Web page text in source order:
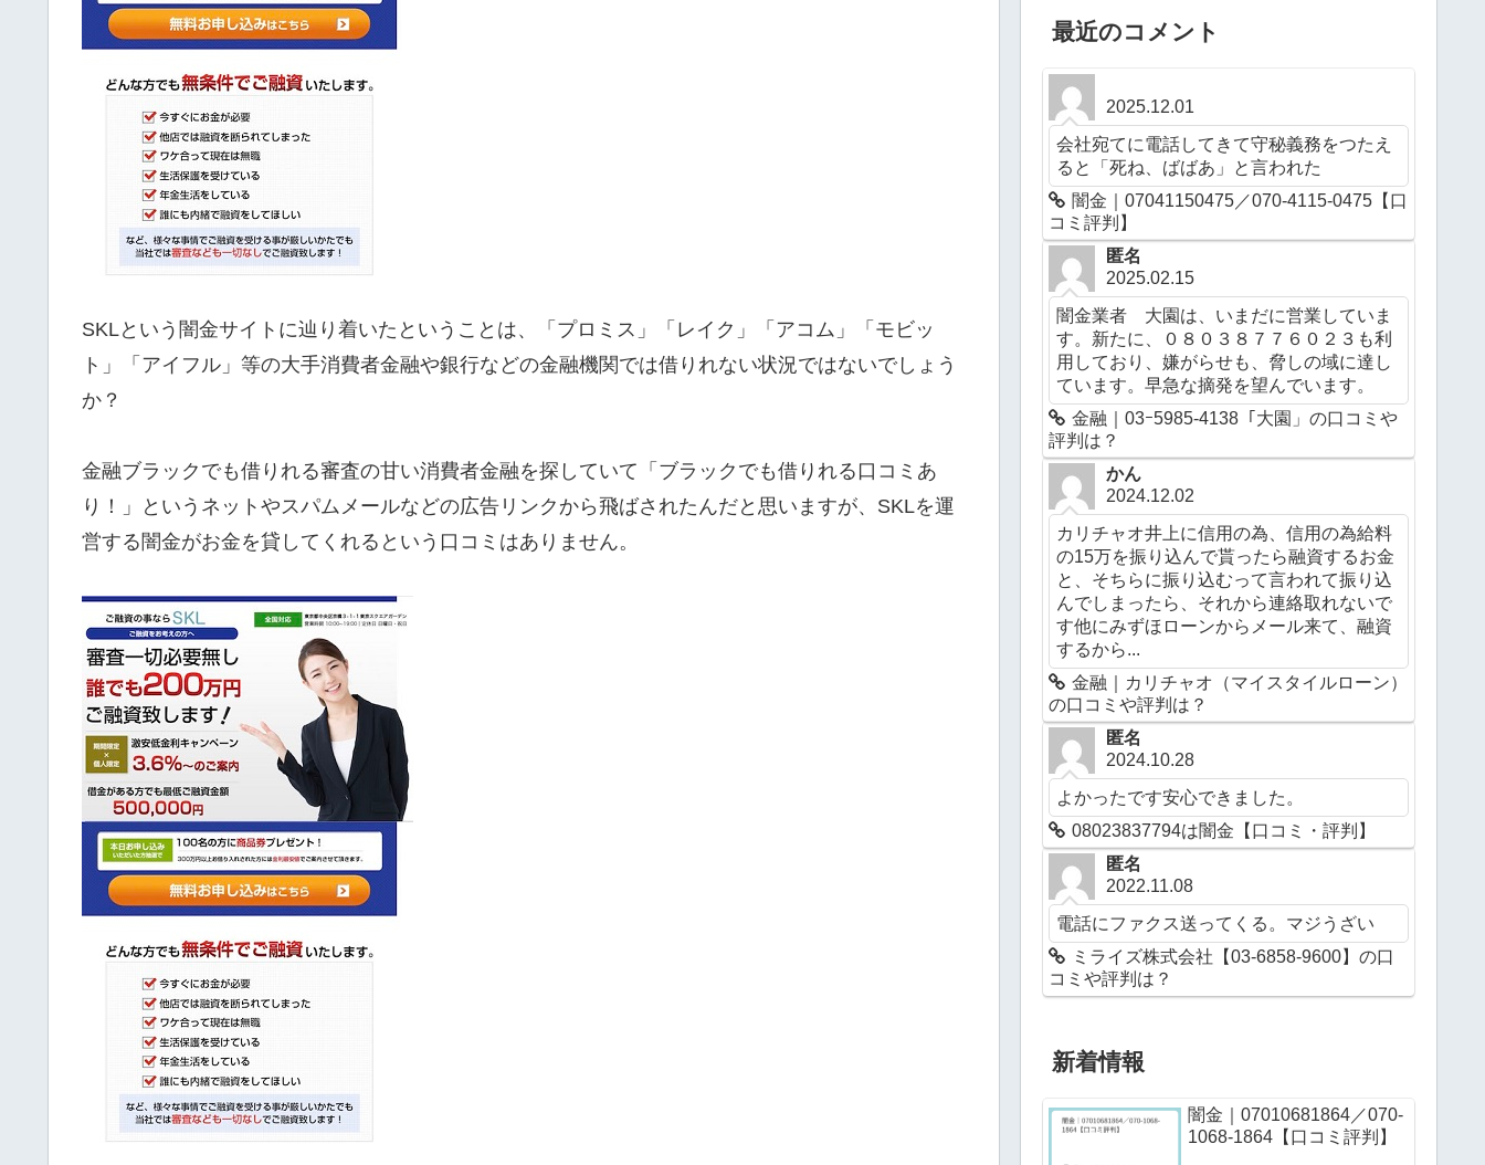
SKLという闇金サイトに辿り着いたということは、「プロミス」「レイク」「アコム」「モビッ
ト」「アイフル」等の大手消費者金融や銀行などの金融機関では借りれない状況ではないでしょう
か？
金融ブラックでも借りれる審査の甘い消費者金融を探していて「ブラックでも借りれる口コミあ
り！」というネットやスパムメールなどの広告リンクから飛ばされたんだと思いますが、SKLを運
営する闇金がお金を貸してくれるという口コミはありません。
最近のコメント
2025.12.01
会社宛てに電話してきて守秘義務をつたえ
ると「死ね、ばばあ」と言われた
闇金｜07041150475／070-4115-0475【口
コミ評判】
匿名
2025.02.15
闇金業者 大園は、いまだに営業していま
す。新たに、０８０３８７７６０２３も利
用しており、嫌がらせも、脅しの域に達し
ています。早急な摘発を望んでいます。
金融｜03ｰ5985-4138「大園」の口コミや
評判は？
かん
2024.12.02
カリチャオ井上に信用の為、信用の為給料
の15万を振り込んで貰ったら融資するお金
と、そちらに振り込むって言われて振り込
んでしまったら、それから連絡取れないで
す他にみずほローンからメール来て、融資
するから...
金融｜カリチャオ（マイスタイルローン）
の口コミや評判は？
匿名
2024.10.28
よかったです安心できました。
08023837794は闇金【口コミ・評判】
匿名
2022.11.08
電話にファクス送ってくる。マジうざい
ミライズ株式会社【03-6858-9600】の口
コミや評判は？
新着情報
闇金｜07010681864／070-
1068-1864【口コミ評判】